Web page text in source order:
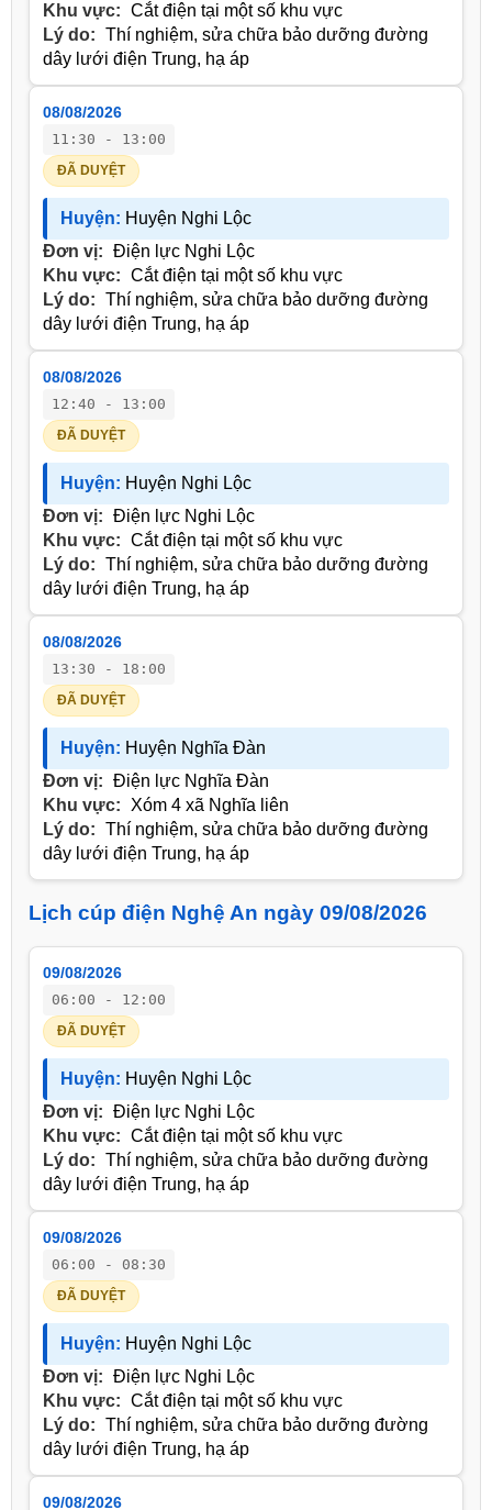
Khu vực: Cắt điện tại một số khu vực
Lý do: Thí nghiệm, sửa chữa bảo dưỡng đường
dây lưới điện Trung, hạ áp
08/08/2026
11:30 - 13:00
ĐÃ DUYỆT
Huyện: Huyện Nghi Lộc
Đơn vị: Điện lực Nghi Lộc
Khu vực: Cắt điện tại một số khu vực
Lý do: Thí nghiệm, sửa chữa bảo dưỡng đường
dây lưới điện Trung, hạ áp
08/08/2026
12:40 - 13:00
ĐÃ DUYỆT
Huyện: Huyện Nghi Lộc
Đơn vị: Điện lực Nghi Lộc
Khu vực: Cắt điện tại một số khu vực
Lý do: Thí nghiệm, sửa chữa bảo dưỡng đường
dây lưới điện Trung, hạ áp
08/08/2026
13:30 - 18:00
ĐÃ DUYỆT
Huyện: Huyện Nghĩa Đàn
Đơn vị: Điện lực Nghĩa Đàn
Khu vực: Xóm 4 xã Nghĩa liên
Lý do: Thí nghiệm, sửa chữa bảo dưỡng đường
dây lưới điện Trung, hạ áp
Lịch cúp điện Nghệ An ngày 09/08/2026
09/08/2026
06:00 - 12:00
ĐÃ DUYỆT
Huyện: Huyện Nghi Lộc
Đơn vị: Điện lực Nghi Lộc
Khu vực: Cắt điện tại một số khu vực
Lý do: Thí nghiệm, sửa chữa bảo dưỡng đường
dây lưới điện Trung, hạ áp
09/08/2026
06:00 - 08:30
ĐÃ DUYỆT
Huyện: Huyện Nghi Lộc
Đơn vị: Điện lực Nghi Lộc
Khu vực: Cắt điện tại một số khu vực
Lý do: Thí nghiệm, sửa chữa bảo dưỡng đường
dây lưới điện Trung, hạ áp
09/08/2026